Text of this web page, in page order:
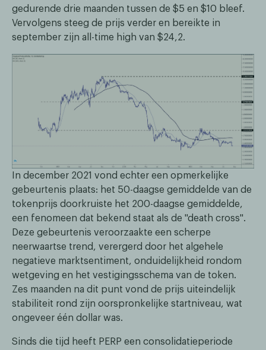
gedurende drie maanden tussen de $5 en $10 bleef.
Vervolgens steeg de prijs verder en bereikte in
september zijn all-time high van $24,2.
In december 2021 vond echter een opmerkelijke
gebeurtenis plaats: het 50-daagse gemiddelde van de
tokenprijs doorkruiste het 200-daagse gemiddelde,
een fenomeen dat bekend staat als de "death cross".
Deze gebeurtenis veroorzaakte een scherpe
neerwaartse trend, verergerd door het algehele
negatieve marktsentiment, onduidelijkheid rondom
wetgeving en het vestigingsschema van de token.
Zes maanden na dit punt vond de prijs uiteindelijk
stabiliteit rond zijn oorspronkelijke startniveau, wat
ongeveer één dollar was.
Sinds die tijd heeft PERP een consolidatieperiode